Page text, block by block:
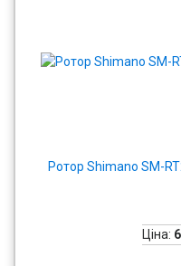
Ротор Shimano SM-
Ціна: